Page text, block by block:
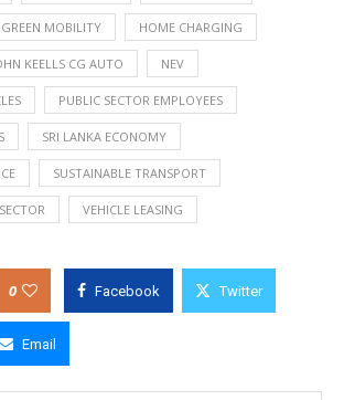
GREEN MOBILITY HOME CHARGING
KEELLS CG AUTO NEV
PUBLIC SECTOR EMPLOYEES
SRI LANKA ECONOMY
SUSTAINABLE TRANSPORT
VEHICLE LEASING
0 Facebook Twitter
Email